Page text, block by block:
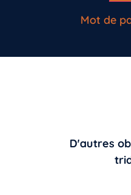
Mot de
D'autres